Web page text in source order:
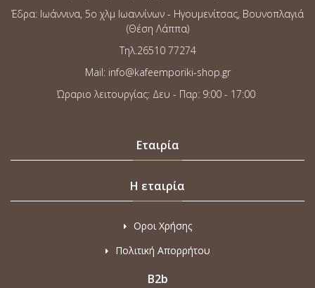
Έδρα: Ιωάννινα, 5o χλμ Ιωαννίνων - Ηγουμενίτσας, Βουνοπλαγιά
(Θέση Λάππα)
Τηλ.26510 77274
Mail: info@kafeemporiki-shop.gr
Ώραριο λειτουργίας: Δευ - Παρ: 9:00 - 17:00
Εταιρία
Η εταιρία
Οροι Χρήσης
Πολιτική Απορρήτου
B2b